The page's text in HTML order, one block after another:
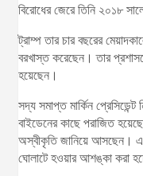
বিরোধের জেরে তিনি ২০১৮
ট্রাম্প তার চার বছরের
বরখাস্ত করেছেন। তার
হয়েছেন।
সদ্য সমাপ্ত মার্কিন প্রেসিডেন্ট
বাইডেনের কাছে পরাজিত
অস্বীকৃতি জানিয়ে আসছেন। এ
ঘোলাটে হওয়ার আশঙ্কা করা